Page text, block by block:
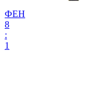
ФЕН
8
:
1